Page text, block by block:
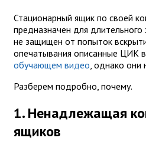
Стационарный ящик по своей
предназначен для
не защищен от попыток
опечатывания описанные ЦИК
обучающем видео , однако
Разберем подробно, почему.
1. Ненадлежащая
ящиков